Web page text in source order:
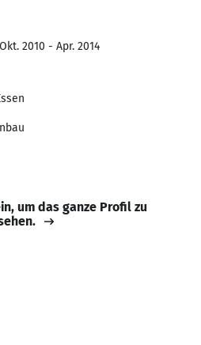
2010 - Apr. 2014
um das ganze Profil zu